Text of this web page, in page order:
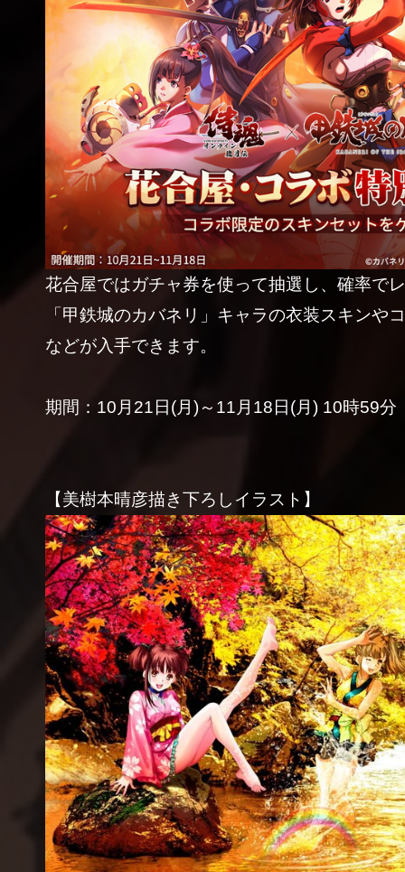
花合屋ではガチャ券を使って抽選し、確率で
「甲鉄城のカバネリ」キャラの衣装スキンや
などが入手できます。
期間：10月21日(月)～11月18日(月) 10時59分
【美樹本晴彦描き下ろしイラスト】